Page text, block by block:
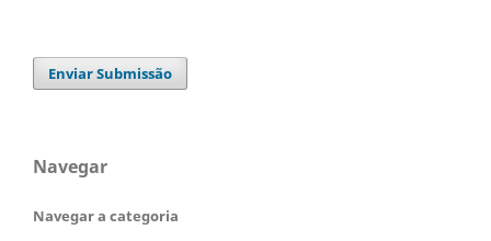
Enviar Submissão
Navegar
Navegar a categoria